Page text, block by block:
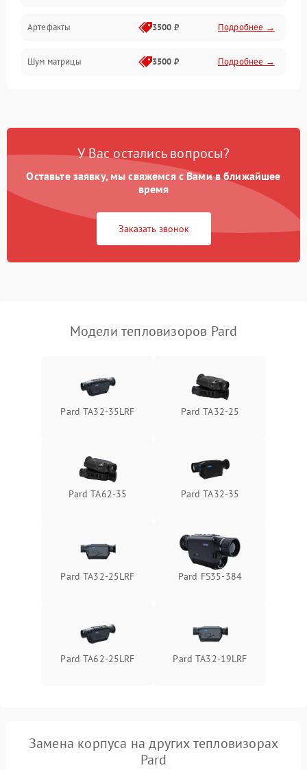
Матрица
Проблемы питания
Проблемы с объективом
Артефакты 3500 ₽ Подробнее →
Шум матрицы 3500 ₽ Подробнее →
У Вас остались вопросы?
Оставьте заявку, мы свяжемся с Вами в ближайшее
время
Заказать звонок
Модели тепловизоров Pard
Pard TA32-35LRF Pard TA32-25
Pard TA62-35 Pard TA32-35
Pard TA32-25LRF Pard FS35-384
Pard TA62-25LRF Pard TA32-19LRF
Замена корпуса на других тепловизорах
Pard